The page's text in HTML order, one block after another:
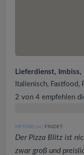
Lieferdienst, Imbiss,
Italienisch, Fastfood,
2 von 4 empfehlen
MF9300 (54 ) FINDET:
Der Pizza Blitz ist
zwar groß und